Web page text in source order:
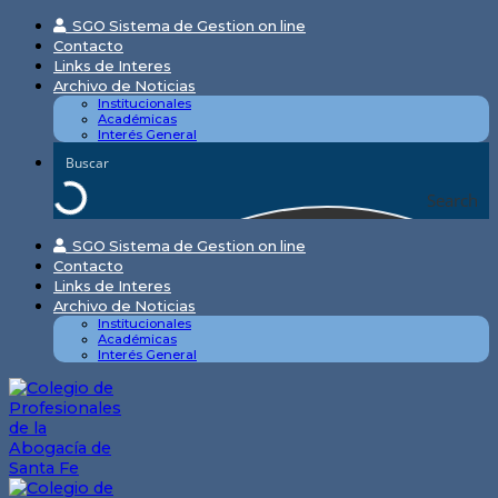
Skip
content
SGO Sistema de Gestion on line
Contacto
Links de Interes
Archivo de Noticias
Institucionales
Académicas
Interés General
Search
SGO Sistema de Gestion on line
Contacto
Links de Interes
Archivo de Noticias
Institucionales
Académicas
Interés General